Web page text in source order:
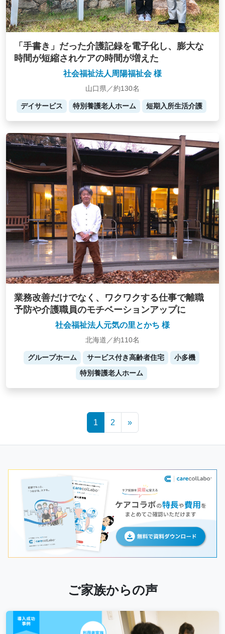
「手書き」だった介護記録を電子化し、膨大な
時間が短縮されケアの時間が増えた
社会福祉法人周陽福祉会 様
山口県／約130名
デイサービス 特別養護老人ホーム 短期入所生活介護
業務改善だけでなく、ワクワクする仕事で離職
予防や介護職員のモチベーションアップに
社会福祉法人元気の里とかち 様
北海道／約110名
グループホーム サービス付き高齢者住宅
小多機
特別養護老人ホーム
1 2 »
ご家族からの声